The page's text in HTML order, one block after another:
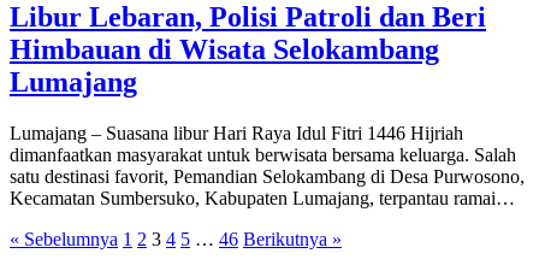
Libur Lebaran, Polisi Patroli dan Beri
Himbauan di Wisata Selokambang
Lumajang
Lumajang – Suasana libur Hari Raya Idul Fitri 1446 Hijriah
dimanfaatkan masyarakat untuk berwisata bersama keluarga. Salah
satu destinasi favorit, Pemandian Selokambang di Desa Purwosono,
Kecamatan Sumbersuko, Kabupaten Lumajang, terpantau ramai…
« Sebelumnya 1 2 3 4 5 … 46 Berikutnya »